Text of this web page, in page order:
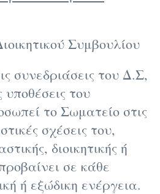
Συμβουλίου
συνεδριάσεις του Δ.Σ,
υποθέσεις του
το Σωματείο στις
σχέσεις του,
διοικητικής ή
σε κάθε
ή εξώδικη ενέργεια.